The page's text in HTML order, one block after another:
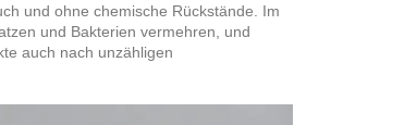
und ohne chemische Rückstände. Im
und Bakterien vermehren, und
auch nach unzähligen